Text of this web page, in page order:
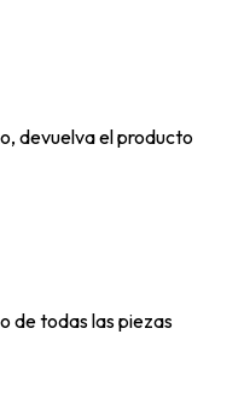
devuelva el producto
de todas las piezas